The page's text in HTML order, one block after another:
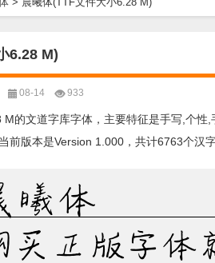
6.28 M)
08-14 933
M的文道字库字体，主要特征是手写,个
前版本是Version 1.000，共计6763个汉